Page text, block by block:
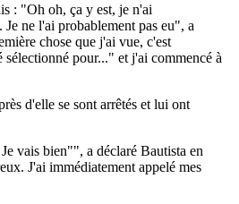
: "Oh oh, ça y est, je n'ai
ne l'ai probablement pas eu", a
chose que j'ai vue, c'est
pour..." et j'ai commencé à
d'elle se sont arrêtés et lui ont
vais bien"", a déclaré Bautista en
J'ai immédiatement appelé mes